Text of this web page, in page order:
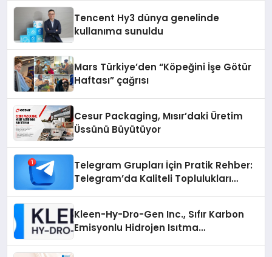
Tencent Hy3 dünya genelinde
kullanıma sunuldu
Mars Türkiye’den “Köpeğini İşe Götür
Haftası” çağrısı
Cesur Packaging, Mısır’daki Üretim
Üssünü Büyütüyor
Telegram Grupları İçin Pratik Rehber:
Telegram’da Kaliteli Toplulukları
Kleen-Hy-Dro-Gen Inc., Sıfır Karbon
Emisyonlu Hidrojen Isıtma